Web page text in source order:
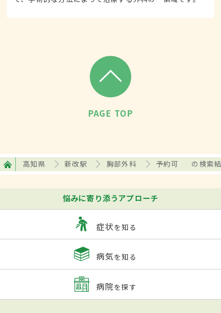
PAGE TOP
高知県 新改駅 胸部外科 予約可 の検索
悩みに寄り添うアプローチ
症状を知る
病気を知る
病院を探す